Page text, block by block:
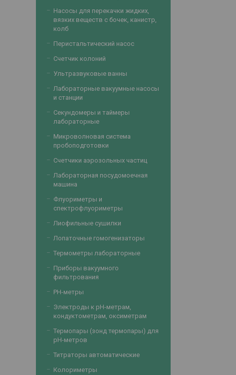
Насосы для перекачки жидких,
вязких веществ с бочек, канистр,
колб
Перистальтический насос
Счетчик колоний
Ультразвуковые ванны
Лабораторные вакуумные насосы
и станции
Секундомеры и таймеры
лабораторные
Микроволновая система
пробоподготовки
Счетчики аэрозольных частиц
Лабораторная посудомоечная
машина
Флуориметры и
спектрофлуориметры
Лиофильные сушилки
Лопаточные гомогенизаторы
Термометры лабораторные
Приборы вакуумного
фильтрования
PH-метры
Электроды к рН-метрам,
кондуктометрам, оксиметрам
Термопары (зонд термопары) для
рН-метров
Титраторы автоматические
Колориметры